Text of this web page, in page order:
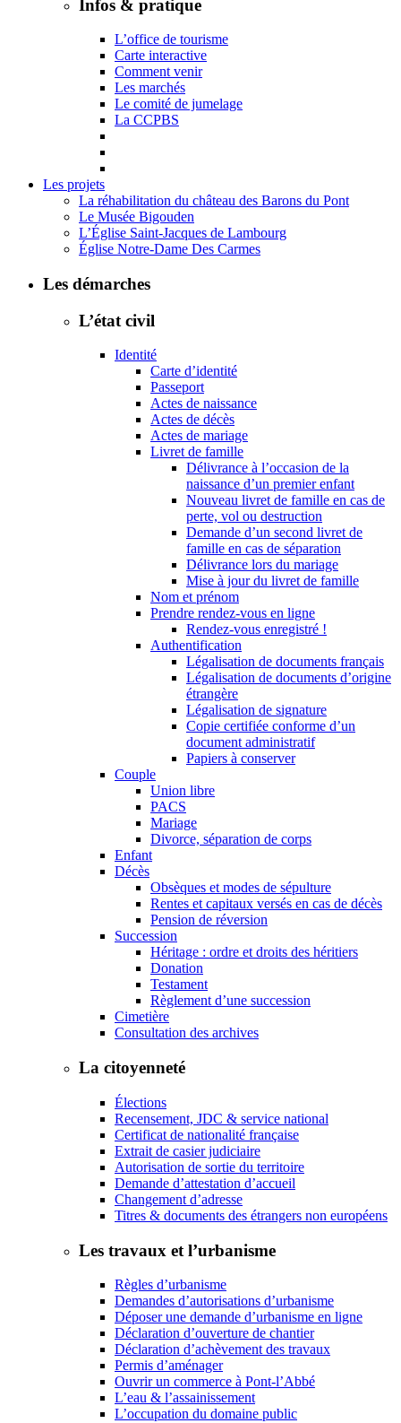
Infos & pratique
L’office de tourisme
Carte interactive
Comment venir
Les marchés
Le comité de jumelage
La CCPBS
Les projets
La réhabilitation du château des Barons du Pont
Le Musée Bigouden
L’Église Saint-Jacques de Lambourg
Église Notre-Dame Des Carmes
Les démarches
L’état civil
Identité
Carte d’identité
Passeport
Actes de naissance
Actes de décès
Actes de mariage
Livret de famille
Délivrance à l’occasion de la
naissance d’un premier enfant
Nouveau livret de famille en cas de
perte, vol ou destruction
Demande d’un second livret de
famille en cas de séparation
Délivrance lors du mariage
Mise à jour du livret de famille
Nom et prénom
Prendre rendez-vous en ligne
Rendez-vous enregistré !
Authentification
Légalisation de documents français
Légalisation de documents d’origine
étrangère
Légalisation de signature
Copie certifiée conforme d’un
document administratif
Papiers à conserver
Couple
Union libre
PACS
Mariage
Divorce, séparation de corps
Enfant
Décès
Obsèques et modes de sépulture
Rentes et capitaux versés en cas de décès
Pension de réversion
Succession
Héritage : ordre et droits des héritiers
Donation
Testament
Règlement d’une succession
Cimetière
Consultation des archives
La citoyenneté
Élections
Recensement, JDC & service national
Certificat de nationalité française
Extrait de casier judiciaire
Autorisation de sortie du territoire
Demande d’attestation d’accueil
Changement d’adresse
Titres & documents des étrangers non européens
Les travaux et l’urbanisme
Règles d’urbanisme
Demandes d’autorisations d’urbanisme
Déposer une demande d’urbanisme en ligne
Déclaration d’ouverture de chantier
Déclaration d’achèvement des travaux
Permis d’aménager
Ouvrir un commerce à Pont-l’Abbé
L’eau & l’assainissement
L’occupation du domaine public